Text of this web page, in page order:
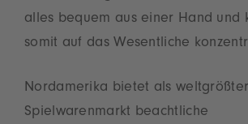
alles bequem aus einer Hand und
somit auf das Wesentliche
Nordamerika bietet als weltgrößter
Spielwarenmarkt beachtliche